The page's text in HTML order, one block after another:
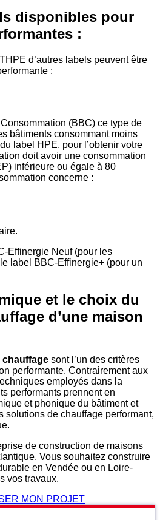
disponibles pour
:
d’autres labels peuvent être
:
(BBC) ce type de
bâtiments consommant moins
label HPE, pour l’obtenir votre
doit avoir une consommation
inférieure ou égale à 80
concerne :
Effinergie Neuf (pour les
label BBC-Effinergie+ (pour un
et le choix du
d’une maison
chauffage sont l’un des critères
performante. Contrairement aux
employés dans la
performants prennent en
et phonique du bâtiment et
solutions de chauffage performant,
de construction de maisons
Vous souhaitez construire
en Vendée ou en Loire-
vos travaux.
MON PROJET